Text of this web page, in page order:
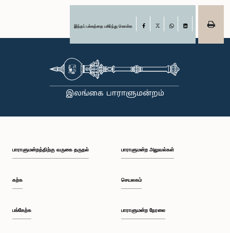
இந்தப் பக்கத்தை பகிர்ந்து கொள்க Facebook
பாராளுமன்றத்திற்கு வருகை தருதல்
கற்க
பங்கேற்க
பாராளுமன்ற அலுவல்கள்
செயலகம்
பாராளுமன்ற நேரலை